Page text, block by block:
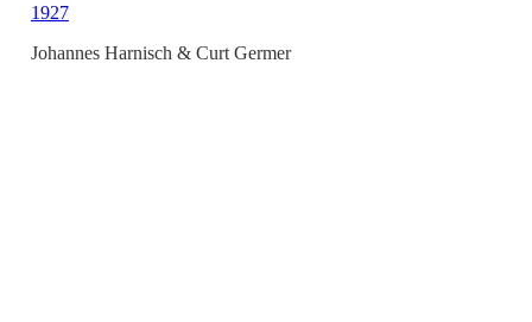
1927
Johannes Harnisch & Curt Germer